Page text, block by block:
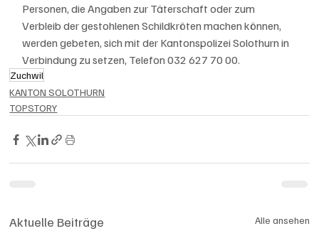
Personen, die Angaben zur Täterschaft oder zum
Verbleib der gestohlenen Schildkröten machen können,
werden gebeten, sich mit der Kantonspolizei Solothurn in
Verbindung zu setzen, Telefon 032 627 70 00.
Zuchwil
KANTON SOLOTHURN
TOPSTORY
Aktuelle Beiträge Alle ansehen